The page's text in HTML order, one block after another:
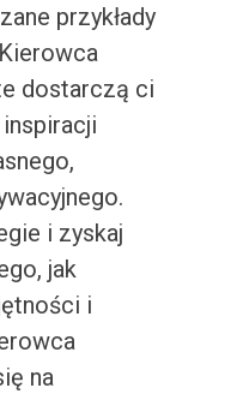
przykłady
dostarczą ci
i zyskaj
jak
i
na